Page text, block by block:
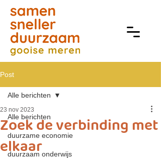
Post
Alle berichten
duurzame economie
duurzaam onderwijs
Alle berichten
Zoek de verbinding met
elkaar
23 nov 2023